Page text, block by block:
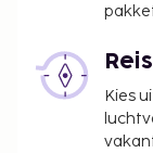
Kies